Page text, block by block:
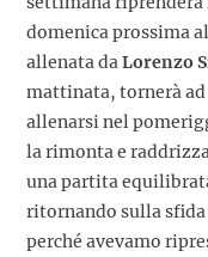
domenica prossima
allenata daLorenzo
mattinata, tornerà ad
allenarsi nel
la rimonta e
una partita
ritornando sulla sfida
perché avevamo